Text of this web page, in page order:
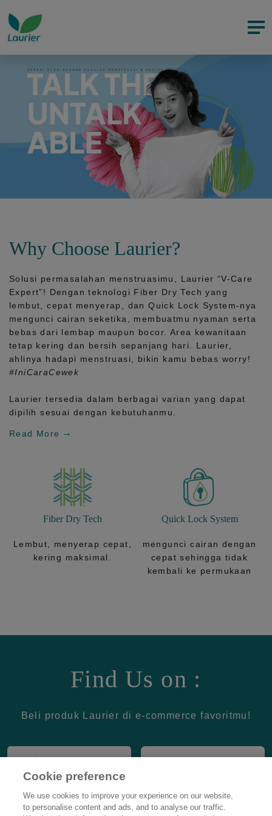
Why Choose Laurier?
Solusi permasalahan menstruasimu, Laurier “V-Care
Expert”! Dengan teknologi Fiber Dry Tech yang
lembut, cepat menyerap, danQuick Lock System-nya
mengunci cairan seketika, membuatmu nyaman serta
bebas dari lembap maupun bocor. Area kewanitaan
tetap kering dan bersih sepanjang hari.
Laurier,
ahlinya hadapi menstruasi, bikin kamu bebas worry!
#IniCaraCewek
Laurier tersedia dalam berbagai varian yang dapat
dipilih sesuai dengan kebutuhanmu.
Read More
Fiber Dry Tech
Lembut, menyerap cepat,
kering maksimal.
Quick Lock System
mengunci cairan dengan
cepat sehingga tidak
kembali ke permukaan
Find Us on :
Beli produk Laurier di e-commerce favoritmu!
Cookie preference
We use cookies to improve your experience on our website,
to personalise content and ads, and to analyse our traffic.